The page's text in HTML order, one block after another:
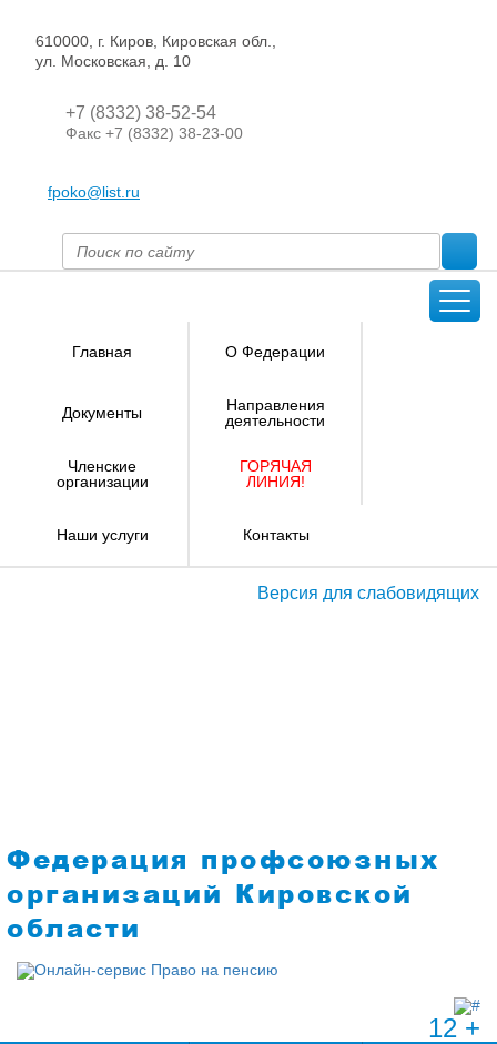
610000, г. Киров, Кировская обл.,
ул. Московская, д. 10
+7 (8332) 38-52-54
Факс +7 (8332) 38-23-00
fpoko@list.ru
Главная О Федерации
Документы
Направления
деятельности
Членские
организации
ГОРЯЧАЯ
ЛИНИЯ!
Наши услуги Контакты
Версия для слабовидящих
Федерация профсоюзных
организаций Кировской
области
12 +